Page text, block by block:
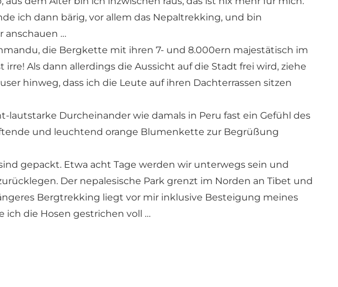
ich dann bärig, vor allem das Nepaltrekking, und bin
anschauen …
die Bergkette mit ihren 7- und 8.000ern majestätisch im
Als dann allerdings die Aussicht auf die Stadt frei wird, ziehe
hinweg, dass ich die Leute auf ihren Dachterrassen sitzen
Durcheinander wie damals in Peru fast ein Gefühl des
und leuchtend orange Blumenkette zur Begrüßung
gepackt. Etwa acht Tage werden wir unterwegs sein und
Der nepalesische Park grenzt im Norden an Tibet und
Bergtrekking liegt vor mir inklusive Besteigung meines
ich die Hosen gestrichen voll …